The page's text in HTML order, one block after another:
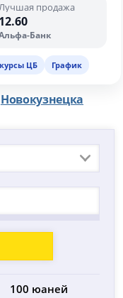
продажа
12.60
Банк
ЦБ График
Новокузнецка
100 юаней